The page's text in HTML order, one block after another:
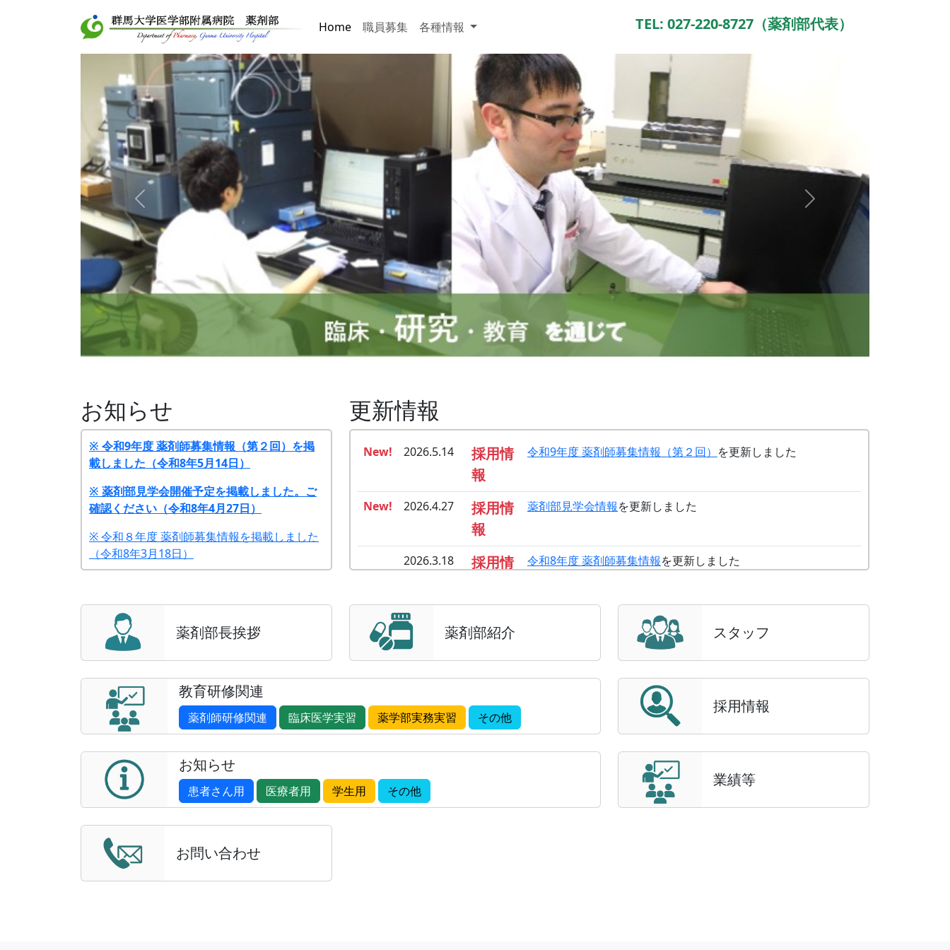
Home 職員募集 各種情報 TEL: 027-220-8727（薬剤部代表）
Previous Next
お知らせ
※ 令和9年度 薬剤師募集情報（第２回）を掲
載しました（令和8年5月14日）
※ 薬剤部見学会開催予定を掲載しました。ご
確認ください（令和8年4月27日）
※ 令和８年度 薬剤師募集情報を掲載しました
（令和8年3月18日）
※ 令和7年度 連携充実加算に関連する研修会
の案内を掲載しました（令和8年3月12日）
※ 薬剤師募集情報を掲載しました（令和8年1
月16日）
年11月28日）
※ 学会発表予定公開中。ご確認ください
更新情報
New! 2026.5.14
採用情
報
令和9年度 薬剤師募集情報（第２回） を更新しました
New! 2026.4.27
採用情
報
薬剤部見学会情報を更新しました
2026.3.18
採用情
令和8年度 薬剤師募集情報を更新しました
2026.3.12
報
令和9年度 薬剤師募集情報を更新しました
2026.3.12
研修情
報
教育研修関連情報 を更新しました
2026.2.25
採用情
報
を更新しました
2026.1.16
薬剤師
薬剤師募集情報 を更新しました
2026.1.5 Cancer Chemotherapy and Pharmacology に論文が受理
薬剤部長挨拶 薬剤部紹介 スタッフ
教育研修関連
薬剤師研修関連 臨床医学実習 薬学部実務実習 その他
採用情報
お知らせ
患者さん用 医療者用 学生用 その他
業績等
お問い合わせ